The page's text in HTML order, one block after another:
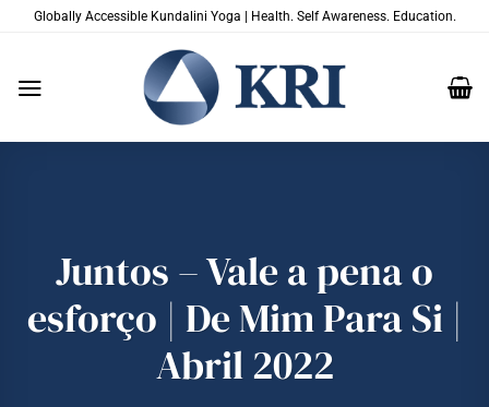
Globally Accessible Kundalini Yoga | Health. Self Awareness. Education.
Juntos – Vale a pena o
esforço | De Mim Para Si |
Abril 2022